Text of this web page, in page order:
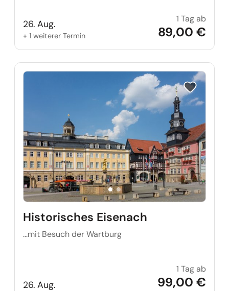
26. Aug.
+ 1 weiterer Termin
1 Tag ab
89,00 €
Reise auf
Historisches Eisenach
...mit Besuch der Wartburg
26. Aug.
1 Tag ab
99,00 €